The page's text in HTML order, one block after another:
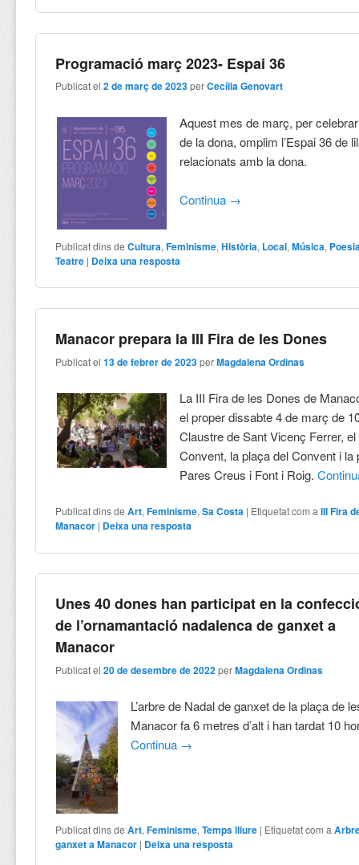
Programació març 2023- Espai 36
Publicat el2 de març de 2023 perCecília Genovart
Aquest mes de març, per
de la dona, omplim l’Espai 36 de
relacionats amb la dona.
Continua →
Publicat dins de Cultura,Feminisme,Història, Local,Música,
Teatre | Deixa una resposta
Manacor prepara la III Fira de les Dones
Publicat el13 de febrer de 2023 perMagdalena Ordinas
La III Fira de les Dones de
el proper dissabte 4 de març de
Claustre de Sant Vicenç Ferrer,
Convent, la plaça del Convent i la
Pares Creus i Font i Roig.
Publicat dins de Art,Feminisme,Sa Costa | Etiquetat com a III Fira
Manacor | Deixa una resposta
Unes 40 dones han participat en la
de l’ornamantació nadalenca de ganxet a
Manacor
Publicat el20 de desembre de 2022 perMagdalena Ordinas
L’arbre de Nadal de ganxet de la plaça de
Manacor fa 6 metres d’alt i han tardat 10
Continua →
Publicat dins de Art,Feminisme,Temps lliure | Etiquetat com a
ganxet a Manacor | Deixa una resposta